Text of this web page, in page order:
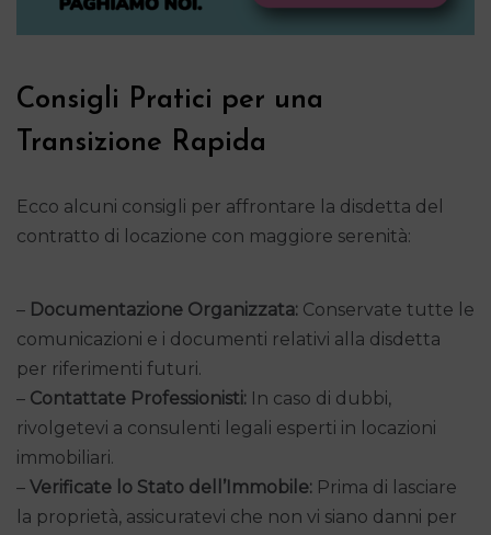
Consigli Pratici per una
Transizione Rapida
Ecco alcuni consigli per affrontare la disdetta del
contratto di locazione con maggiore serenità:
– Documentazione Organizzata: Conservate tutte le
comunicazioni e i documenti relativi alla disdetta
per riferimenti futuri.
– Contattate Professionisti: In caso di dubbi,
rivolgetevi a consulenti legali esperti in locazioni
immobiliari.
– Verificate lo Stato dell’Immobile: Prima di lasciare
la proprietà, assicuratevi che non vi siano danni per